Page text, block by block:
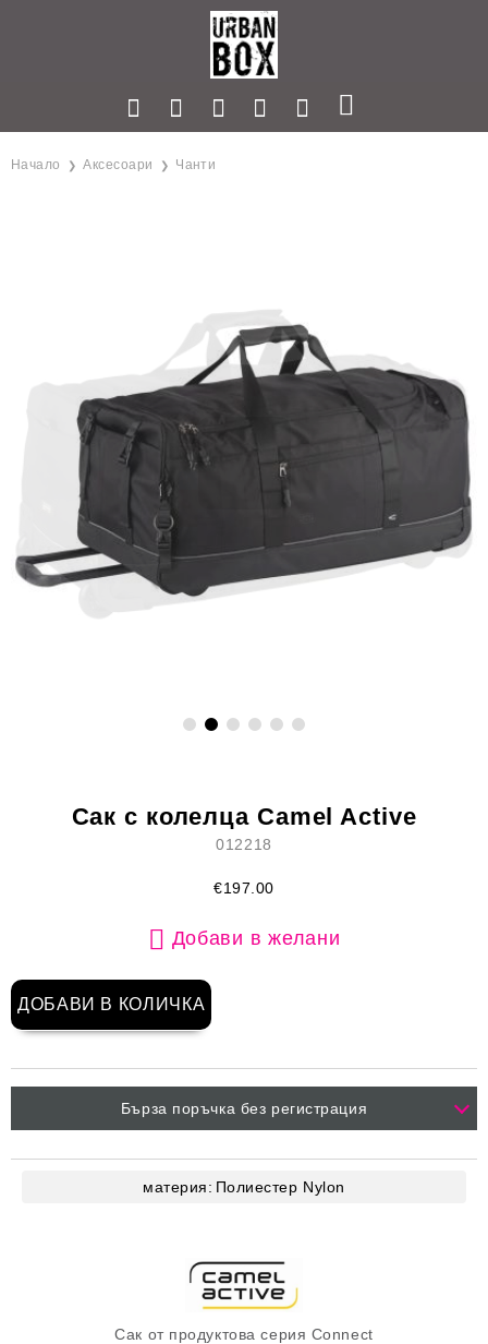
Начало Аксесоари Чанти
Сак от продуктова серия Connect
Сак с колелца Camel Active
012218
€197.00
Добави в желани
Бърза поръчка без регистрация
материя: Полиестер Nylon